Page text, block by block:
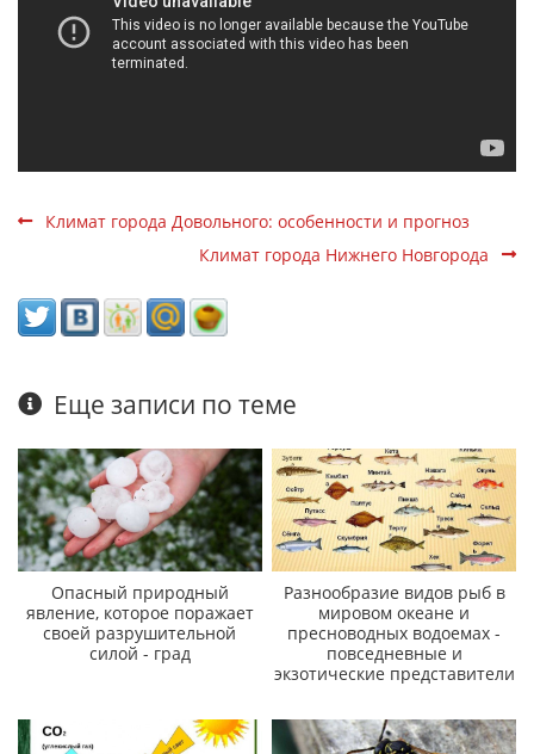
Климат города Довольного: особенности и прогноз
Климат города Нижнего Новгорода
Еще записи по теме
Опасный природный
явление, которое поражает
своей разрушительной
силой - град
Разнообразие видов рыб в
мировом океане и
пресноводных водоемах -
повседневные и
экзотические представители